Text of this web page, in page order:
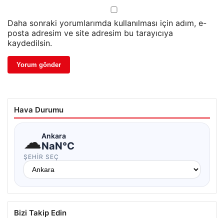
Daha sonraki yorumlarımda kullanılması için adım, e-
posta adresim ve site adresim bu tarayıcıya
kaydedilsin.
Hava Durumu
☁Ankara
NaN°C
ŞEHIR SEÇ
Bizi Takip Edin